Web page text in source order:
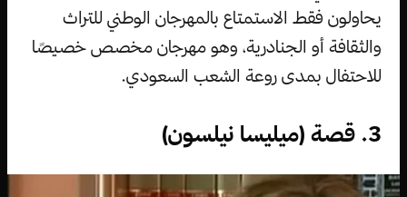
يحاولون فقط الاستمتاع بالمهرجان الوطني للتراث
والثقافة أو الجنادرية، وهو مهرجان مخصص خصيصًا
للاحتفال بمدى روعة الشعب السعودي.
3. قصة (ميليسا نيلسون)